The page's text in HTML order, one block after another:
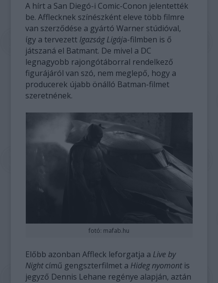
A hírt a San Diegó-i Comic-Conon jelentették
be. Afflecknek színészként eleve több filmre
van szerződése a gyártó Warner stúdióval,
így a tervezett Igazság Ligája-filmben is ő
játszaná el Batmant. De mivel a DC
legnagyobb rajongótáborral rendelkező
figurájáról van szó, nem meglepő, hogy a
producerek újabb önálló Batman-filmet
szeretnének.
fotó: mafab.hu
Előbb azonban Affleck leforgatja a Live by
Nightcímű gengszterfilmet a Hideg nyomont is
jegyző Dennis Lehane regénye alapján, aztán